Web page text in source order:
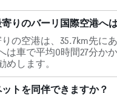
りのバーリ国際空港へ
の空港は、35.7km先に
は車で平均0時間27分か
します。
トを同伴できますか？